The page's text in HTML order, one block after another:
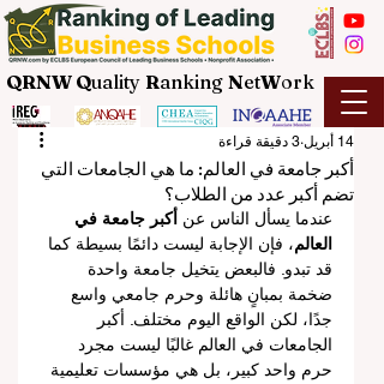
QRNW Quality Ranking NetWork
أكبر جامعة في العالم: ما هي الجامعات التي
تضم أكبر عدد من الطلاب؟
14 أبريل 3 دقيقة قراءة
عندما يسأل الناس عن أكبر جامعة في
العالم، فإن الإجابة ليست دائمًا بسيطة كما
قد تبدو. فالبعض يتخيل جامعة واحدة
ضخمة بمبانٍ هائلة وحرم جامعي واسع
جدًا، لكن الواقع اليوم مختلف. أكبر
الجامعات في العالم غالبًا ليست مجرد
حرم واحد كبير، بل هي مؤسسات تعليمية